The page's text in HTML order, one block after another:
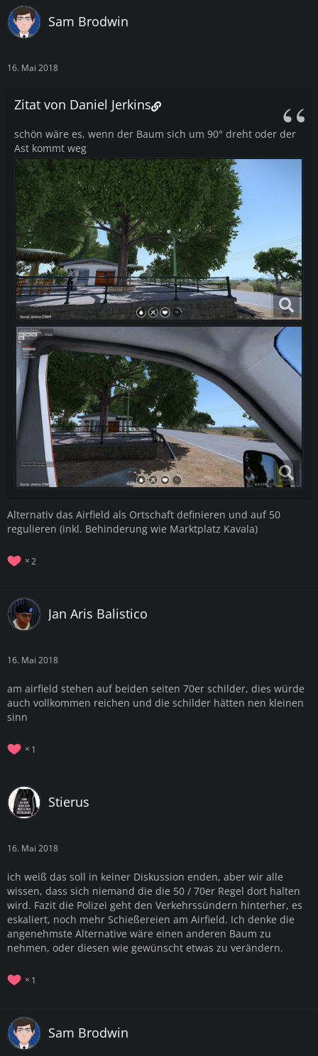
Sam Brodwin
16. Mai 2018
Zitat von Daniel Jerkins
schön wäre es, wenn der Baum sich um 90° dreht oder der
Ast kommt weg
Alternativ das Airfield als Ortschaft definieren und auf 50
regulieren (inkl. Behinderung wie Marktplatz Kavala)
2
Jan Aris Balistico
16. Mai 2018
am airfield stehen auf beiden seiten 70er schilder, dies würde
auch vollkommen reichen und die schilder hätten nen kleinen
sinn
1
Stierus
16. Mai 2018
ich weiß das soll in keiner Diskussion enden, aber wir alle
wissen, dass sich niemand die die 50 / 70er Regel dort halten
wird. Fazit die Polizei geht den Verkehrssündern hinterher, es
eskaliert, noch mehr Schießereien am Airfield. Ich denke die
angenehmste Alternative wäre einen anderen Baum zu
nehmen, oder diesen wie gewünscht etwas zu verändern.
1
Sam Brodwin